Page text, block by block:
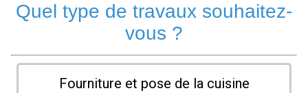
Quel type de travaux souhaitez-
vous ?
Fourniture et pose de la cuisine